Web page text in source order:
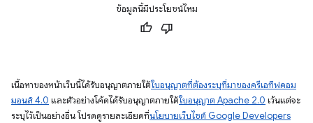
ข้อมูลนี้มีประโยชน์ไหม
เนื้อหาของหน้าเว็บนี้ได้รับอนุญาตภายใต้ใบอนุญาตที่ต้องระบุที่มาของครีเอทีฟคอม
มอนส์ 4.0 และตัวอย่างโค้ดได้รับอนุญาตภายใต้ใบอนุญาต Apache 2.0 เว้นแต่จะ
ระบุไว้เป็นอย่างอื่น โปรดดูรายละเอียดที่นโยบายเว็บไซต์ Google Developers